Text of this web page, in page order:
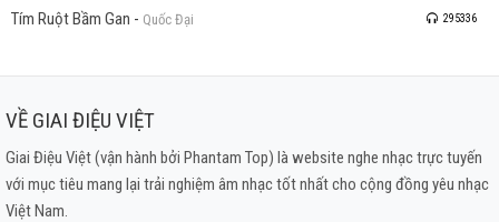
Tím Ruột Bầm Gan - Quốc Đại 295336
VỀ GIAI ĐIỆU VIỆT
Giai Điệu Việt (vận hành bởi Phantam Top) là website nghe nhạc trực tuyến
với mục tiêu mang lại trải nghiệm âm nhạc tốt nhất cho cộng đồng yêu nhạc
Việt Nam.